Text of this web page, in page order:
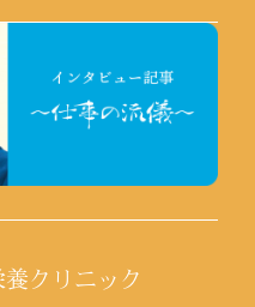
クリニック